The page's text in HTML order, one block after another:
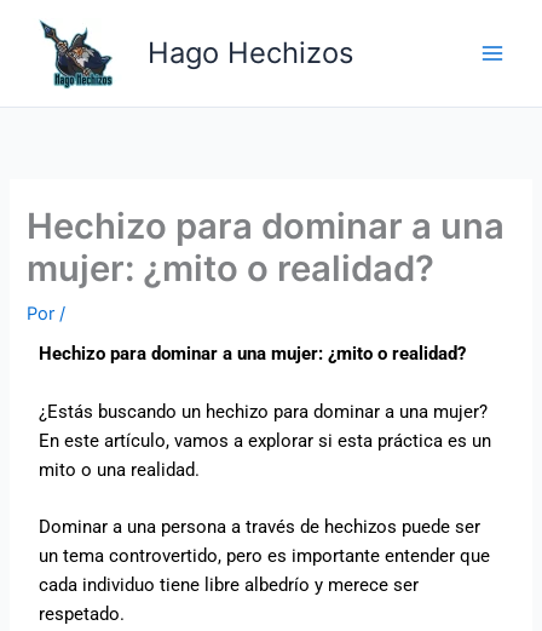
contenido
Hago Hechizos
Hechizo para dominar a una
mujer: ¿mito o realidad?
Por/
Hechizo para dominar a una mujer: ¿mito o realidad?
¿Estás buscando un hechizo para dominar a una mujer?
En este artículo, vamos a explorar si esta práctica es un
mito o una realidad.
Dominar a una persona a través de hechizos puede ser
un tema controvertido, pero es importante entender que
cada individuo tiene libre albedrío y merece ser
respetado.